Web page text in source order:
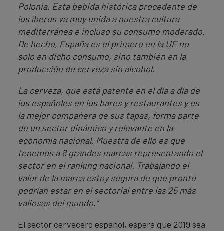
Polonia. Esta bebida histórica procedente de
los íberos va muy unida a nuestra cultura
mediterránea e incluso su consumo moderado.
De hecho, España es el primero en la UE no
solo en dicho consumo, sino también en la
producción de cerveza sin alcohol.
La cerveza, que está patente en el día a día de
los españoles en los bares y restaurantes y es
la mejor compañera de sus tapas, forma parte
de un sector dinámico y relevante en la
economía nacional. Muestra de ello es que
tenemos a 8 grandes marcas representando el
sector en el ranking nacional. Trabajando el
valor de la marca estoy segura de que pronto
podrían estar en el sectorial entre las 25 más
valiosas del mundo.”
El sector cervecero español, espera que 2019 sea